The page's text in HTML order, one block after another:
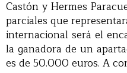
Castón y Hermes
parciales que
internacional será el
la ganadora de un
es de 50.000 euros. A